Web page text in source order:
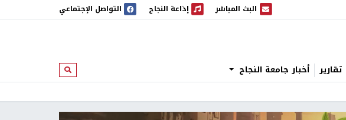
البث المباشر
البث المباشر إذاعة النجاح
إذاعة النجاح التواصل الإجتماعي
تقارير أخبار جامعة النجاح ابحث